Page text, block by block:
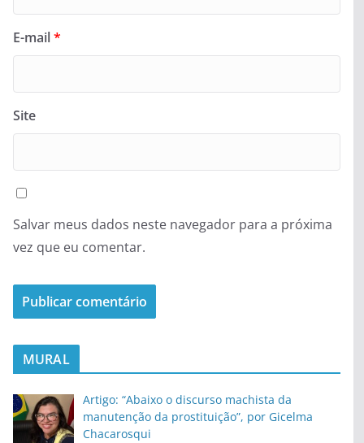
E-mail*
Site
Salvar meus dados neste navegador para a próxima
vez que eu comentar.
MURAL
Artigo: “Abaixo o discurso machista da
manutenção da prostituição”, por Gicelma
Chacarosqui